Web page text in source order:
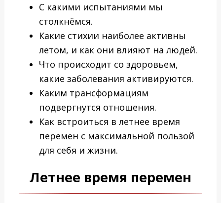
С какими испытаниями мы
столкнёмся.
Какие стихии наиболее активны
летом, и как они влияют на людей.
Что происходит со здоровьем,
какие заболевания активируются.
Каким трансформациям
подвергнутся отношения.
Как встроиться в летнее время
перемен с максимальной пользой
для себя и жизни.
Летнее время перемен